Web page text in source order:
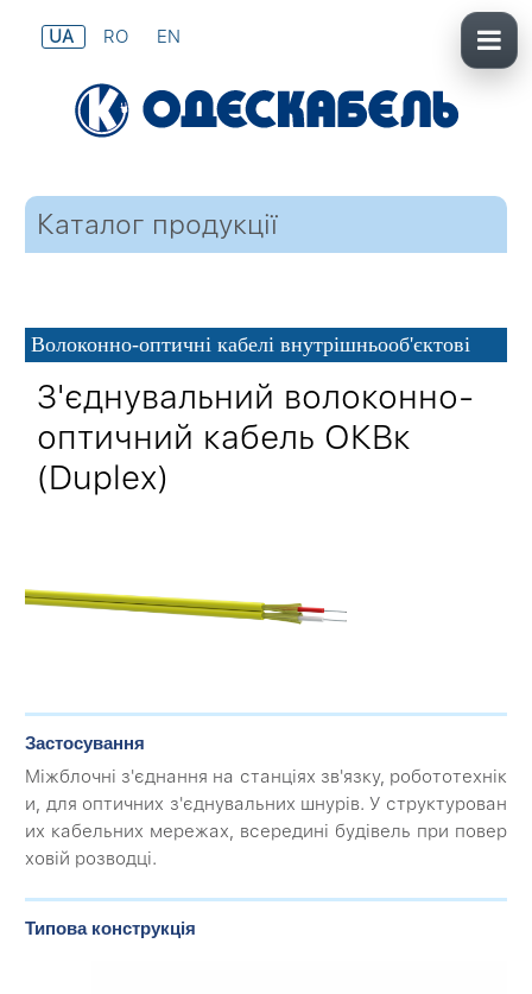
UA RO EN
Каталог продукції
Волоконно-оптичні кабелі внутрішньооб'єктові
З'єднувальний волоконно-
оптичний кабель ОКВк
(Duplex)
Застосування
Міжблочні з'єднання на станціях зв'язку, робототехнік
и, для оптичних з'єднувальних шнурів. У структурован
их кабельних мережах, всередині будівель при повер
ховій розводці.
Типова конструкція